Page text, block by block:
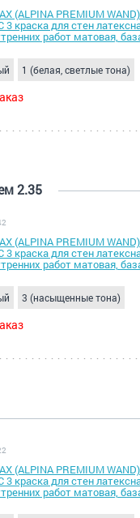
(ALPINA PREMIUM
краска для стен
работ матовая,
1 (белая, светлые тона)
2.35
(ALPINA PREMIUM
краска для стен
работ матовая,
3 (насыщенные тона)
(ALPINA PREMIUM
краска для стен
работ матовая,